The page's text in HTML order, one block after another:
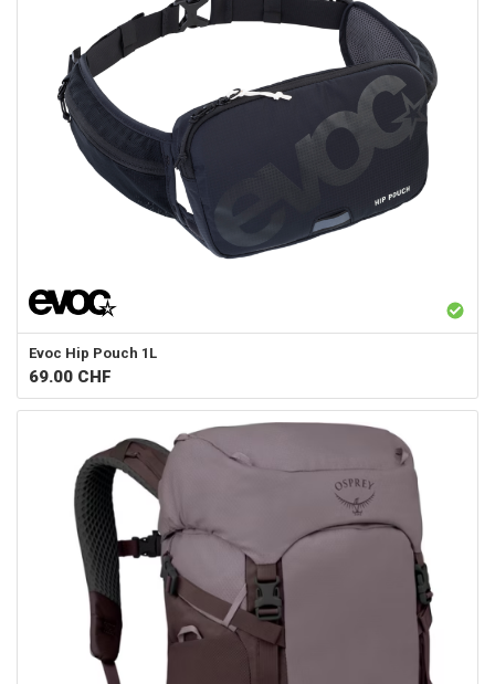
Evoc Hip Pouch 1L
69.00 CHF